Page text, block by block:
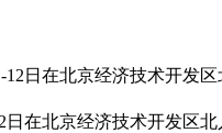
12日在北京经济技术开发
北京经济技术开发区北